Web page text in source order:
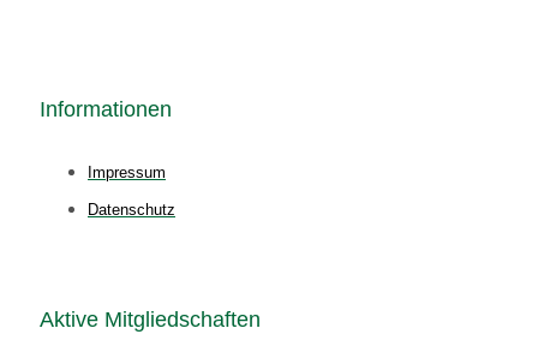
Informationen
Impressum
Datenschutz
Aktive Mitgliedschaften